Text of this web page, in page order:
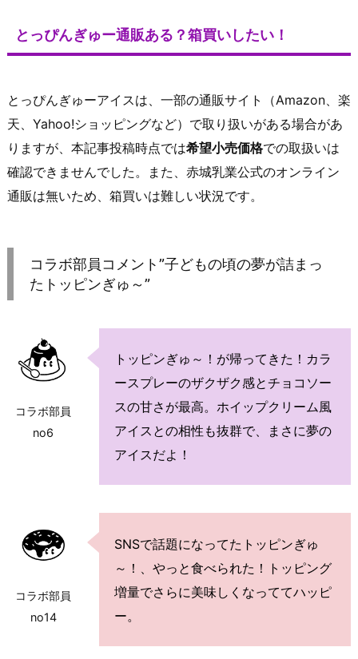
とっぴんぎゅー通販ある？箱買いしたい！
とっぴんぎゅーアイスは、一部の通販サイト（Amazon、楽
天、Yahoo!ショッピングなど）で取り扱いがある場合があ
りますが、本記事投稿時点では希望小売価格での取扱いは
確認できませんでした。また、赤城乳業公式のオンライン
通販は無いため、箱買いは難しい状況です。
コラボ部員コメント”子どもの頃の夢が詰まっ
たトッピンぎゅ～”
コラボ部員
no6
トッピンぎゅ～！が帰ってきた！カラ
ースプレーのザクザク感とチョコソー
スの甘さが最高。ホイップクリーム風
アイスとの相性も抜群で、まさに夢の
アイスだよ！
コラボ部員
no14
SNSで話題になってたトッピンぎゅ
～！、やっと食べられた！トッピング
増量でさらに美味しくなっててハッピ
ー。